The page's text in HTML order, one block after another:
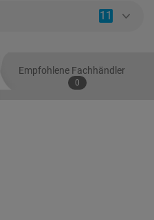
11
Empfohlene Fachhändler
0